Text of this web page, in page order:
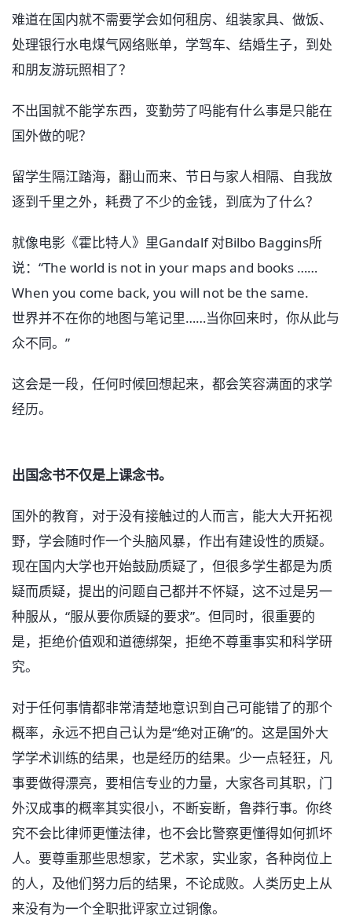
难道在国内就不需要学会如何租房、组装家具、做饭、
处理银行水电煤气网络账单，学驾车、结婚生子，到处
和朋友游玩照相了？
不出国就不能学东西，变勤劳了吗能有什么事是只能在
国外做的呢？
留学生隔江踏海，翻山而来、节日与家人相隔、自我放
逐到千里之外，耗费了不少的金钱，到底为了什么？
就像电影《霍比特人》里Gandalf 对Bilbo Baggins所
说：“The world is not in your maps and books ……
When you come back, you will not be the same.
世界并不在你的地图与笔记里……当你回来时，你从此与
众不同。”
这会是一段，任何时候回想起来，都会笑容满面的求学
经历。
出国念书不仅是上课念书。
国外的教育，对于没有接触过的人而言，能大大开拓视
野，学会随时作一个头脑风暴，作出有建设性的质疑。
现在国内大学也开始鼓励质疑了，但很多学生都是为质
疑而质疑，提出的问题自己都并不怀疑，这不过是另一
种服从，“服从要你质疑的要求”。但同时，很重要的
是，拒绝价值观和道德绑架，拒绝不尊重事实和科学研
究。
对于任何事情都非常清楚地意识到自己可能错了的那个
概率，永远不把自己认为是“绝对正确”的。这是国外大
学学术训练的结果，也是经历的结果。少一点轻狂，凡
事要做得漂亮，要相信专业的力量，大家各司其职，门
外汉成事的概率其实很小，不断妄断，鲁莽行事。你终
究不会比律师更懂法律，也不会比警察更懂得如何抓坏
人。要尊重那些思想家，艺术家，实业家，各种岗位上
的人，及他们努力后的结果，不论成败。人类历史上从
来没有为一个全职批评家立过铜像。